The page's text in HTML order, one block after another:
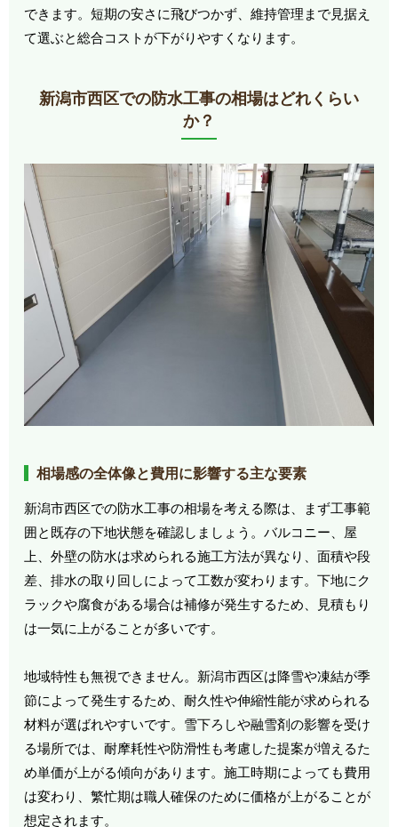
できます。短期の安さに飛びつかず、維持管理まで見据え
て選ぶと総合コストが下がりやすくなります。
新潟市西区での防水工事の相場はどれくらい
か？
相場感の全体像と費用に影響する主な要素
新潟市西区での防水工事の相場を考える際は、まず工事範
囲と既存の下地状態を確認しましょう。バルコニー、屋
上、外壁の防水は求められる施工方法が異なり、面積や段
差、排水の取り回しによって工数が変わります。下地にク
ラックや腐食がある場合は補修が発生するため、見積もり
は一気に上がることが多いです。
地域特性も無視できません。新潟市西区は降雪や凍結が季
節によって発生するため、耐久性や伸縮性能が求められる
材料が選ばれやすいです。雪下ろしや融雪剤の影響を受け
る場所では、耐摩耗性や防滑性も考慮した提案が増えるた
め単価が上がる傾向があります。施工時期によっても費用
は変わり、繁忙期は職人確保のために価格が上がることが
想定されます。